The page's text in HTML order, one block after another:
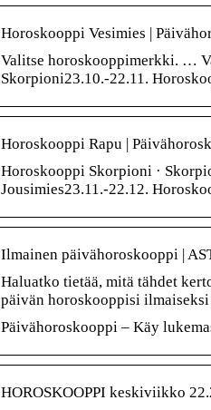
Horoskooppi Vesimies |
Valitse horoskooppimerkki. …
Skorpioni23.10.-22.11.
Horoskooppi Rapu |
Horoskooppi Skorpioni ·
Jousimies23.11.-22.12.
Ilmainen päivähoroskooppi |
Haluatko tietää, mitä tähdet
päivän horoskooppisi
Päivähoroskooppi – Käy
HOROSKOOPPI keskiviikko